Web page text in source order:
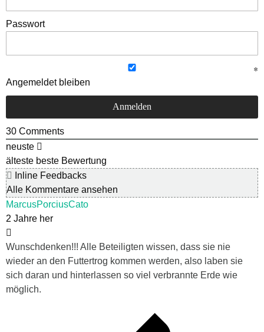
Passwort
Angemeldet bleiben
30 Comments
neuste
älteste beste Bewertung
Inline Feedbacks
Alle Kommentare ansehen
MarcusPorciusCato
2 Jahre her
Wunschdenken!!! Alle Beteiligten wissen, dass sie nie
wieder an den Futtertrog kommen werden, also laben sie
sich daran und hinterlassen so viel verbrannte Erde wie
möglich.